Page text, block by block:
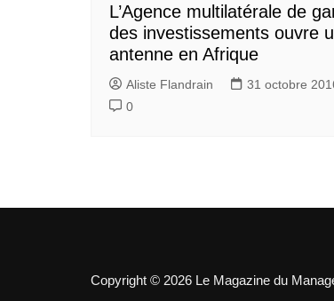
L’Agence multilatérale de
des investissements ouvre
antenne en Afrique
Aliste Flandrain
31 octobre
0
Copyright © 2026 Le Magazine du